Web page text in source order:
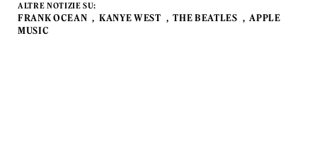
ALTRE NOTIZIE SU:
FRANK OCEAN KANYE WEST THE BEATLES
APPLE
MUSIC